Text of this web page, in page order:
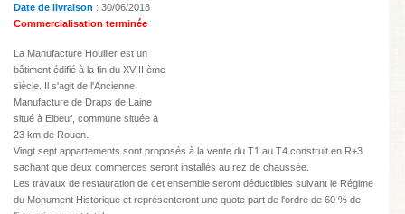
Date de livraison : 30/06/2018
Commercialisation terminée
La Manufacture Houiller est un
bâtiment édifié à la fin du XVIII ème
siècle. Il s'agit de l'Ancienne
Manufacture de Draps de Laine
situé à Elbeuf, commune située à
23 km de Rouen.
Vingt sept appartements sont proposés à la vente du T1 au T4 construit en R+3
sachant que deux commerces seront installés au rez de chaussée.
Les travaux de restauration de cet ensemble seront déductibles suivant le Régime
du Monument Historique et représenteront une quote part de l'ordre de 60 % de